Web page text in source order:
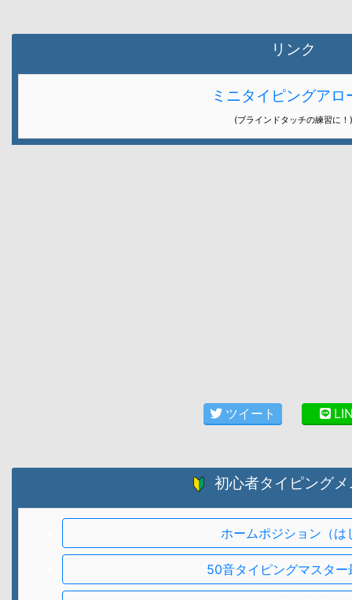
初心者タイピング
ホームポジション（は
50音タイピングマスター
リンク
ミニタイピングアロ
(ブラインドタッチの練習に！)
ツイート